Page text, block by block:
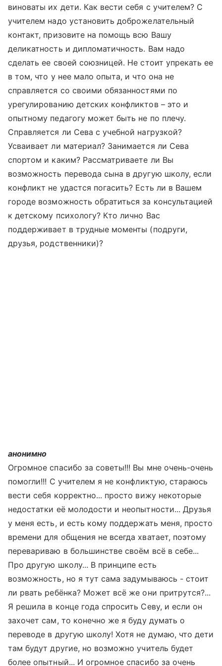
виноваты их дети. Как вести себя с учителем? С
учителем надо установить доброжелательный
контакт, призовите на помощь всю Вашу
деликатность и дипломатичность. Вам надо
сделать ее своей союзницей. Не стоит упрекать ее
в том, что у нее мало опыта, и что она не
справляется со своими обязанностями по
урегулированию детских конфликтов – это и
опытному педагогу может быть не по плечу.
Справляется ли Сева с учебной нагрузкой?
Усваивает ли материал? Занимается ли Сева
спортом и каким? Рассматриваете ли Вы
возможность перевода сына в другую школу, если
конфликт не удастся погасить? Есть ли в Вашем
городе возможность обратиться за консультацией
к детскому психологу? Кто лично Вас
поддерживает в трудные моменты (подруги,
друзья, родственники)?
анонимно
Огромное спасибо за советы!!! Вы мне очень-очень
помогли!!! С учителем я не конфликтую, стараюсь
вести себя корректно... просто вижу некоторые
недостатки её молодости и неопытности... Друзья
у меня есть, и есть кому поддержать меня, просто
времени для общения не всегда хватает, поэтому
перевариваю в большинстве своём всё в себе...
Про другую школу... В принципе есть
возможность, но я тут сама задумываюсь - стоит
ли рвать ребёнка? Может всё же они притрутся?...
Я решила в конце года спросить Севу, и если он
захочет сам, то конечно же я буду думать о
переводе в другую школу! Хотя не думаю, что дети
там будут другие, но возможно учитель будет
более опытный... И огромное спасибо за очень